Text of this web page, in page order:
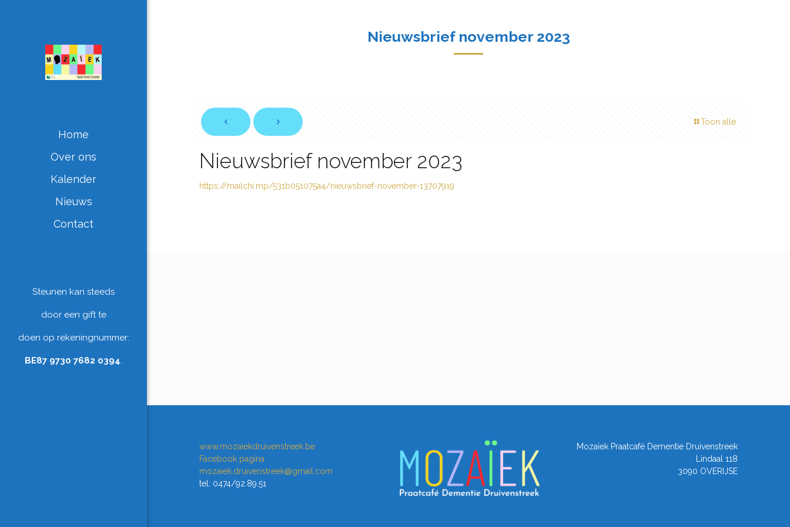
Home
Over ons
Kalender
Nieuws
Contact
Steunen kan steeds
door een gift te
doen op rekeningnummer:
BE87 9730 7682 0394.
Nieuwsbrief november 2023
Toon alle
Nieuwsbrief november 2023
https://mailchi.mp/531b051075a4/nieuwsbrief-november-13707919
www.mozaiekdruivenstreek.be
Facebook pagina
mozaiek.druivenstreek@gmail.com
tel: 0474/92.89.51
Mozaïek Praatcafé Dementie Druivenstreek
Lindaal 118
3090 OVERIJSE